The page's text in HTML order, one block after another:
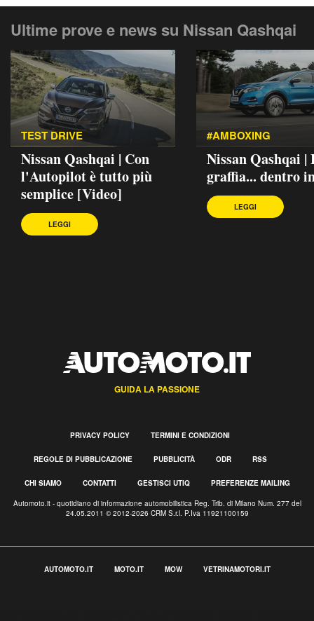
Ultime prove e news su Nissan Qashqai
TEST DRIVE
Nissan Qashqai | Con
l'Autopilot è tutto più
semplice [Video]
LEGGI
#AMBOXING
Nissan Qashqai |
graffia... dentro
LEGGI
GUIDA LA PASSIONE
PRIVACY POLICY TERMINI E CONDIZIONI
REGOLE DI PUBBLICAZIONE PUBBLICITÀ ODR RSS
CHI SIAMO CONTATTI GESTISCI UTIQ PREFERENZE MAILING
Automoto.it - quotidiano di informazione automobilistica Reg. Trib. di Milano Num. 277 del
24.05.2011 © 2012-2026 CRM S.r.l. P.Iva 11921100159
AUTOMOTO.IT MOTO.IT MOW VETRINAMOTORI.IT